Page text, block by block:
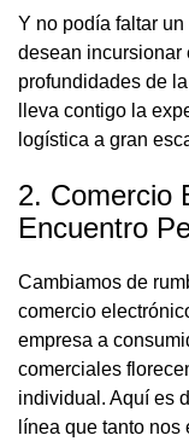
Y no podía faltar
desean incursionar
profundidades de
lleva contigo la
logística a gran
2. Comercio
Encuentro
Cambiamos de
comercio
empresa a
comerciales
individual. Aquí es
línea que tanto nos